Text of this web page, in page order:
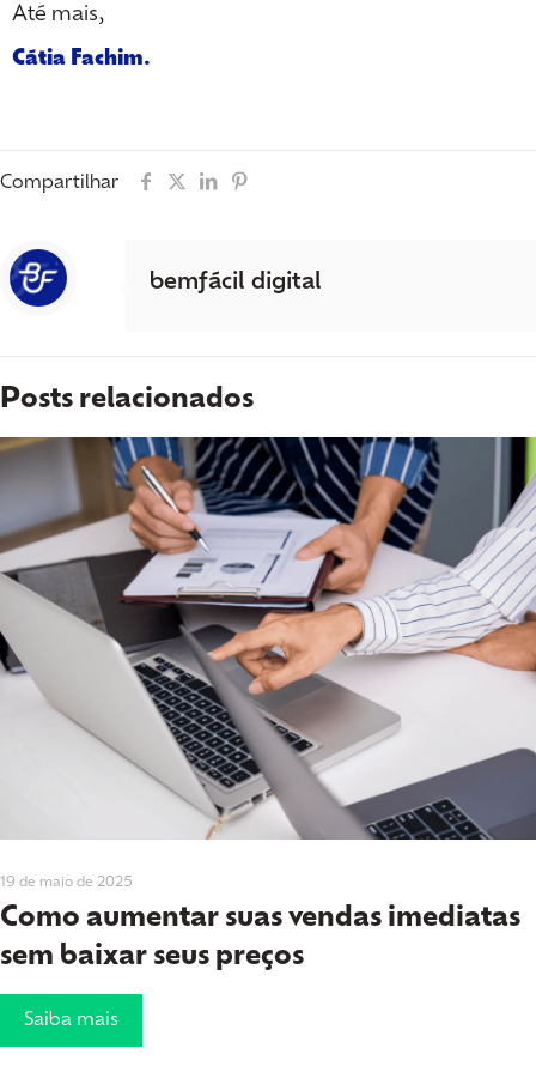
Até mais,
Cátia Fachim.
Compartilhar
bemfácil digital
Posts relacionados
19 de maio de 2025
Como aumentar suas vendas imediatas
sem baixar seus preços
Saiba mais